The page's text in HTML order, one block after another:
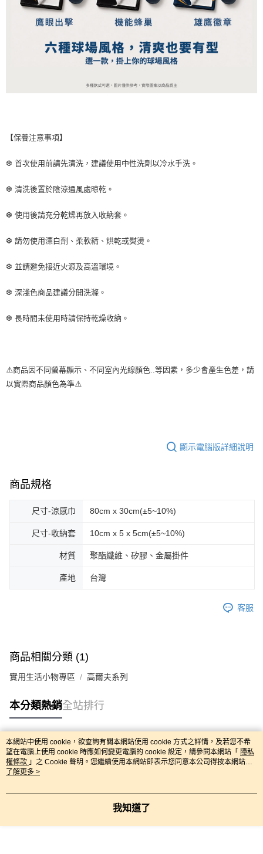
【保養注意事項】
❆ 首次使用前請先清洗，建議使用中性洗劑以冷水手洗。
❆ 清洗後置於陰涼通風處晾乾。
❆ 使用後請充分乾燥再放入收納套。
❆ 請勿使用漂白劑、柔軟精、烘乾或熨燙。
❆ 並請避免接近火源及高溫環境。
❆ 深淺色商品建議分開洗滌。
❆ 長時間未使用時請保持乾燥收納。
⚠️商品因不同螢幕顯示、不同室內光線顏色..等因素，多少會產生色差，請
以實際商品顏色為準⚠️
顯示電腦版詳細說明
商品規格
尺寸-涼感巾 80cm x 30cm(±5~10%)
尺寸-收納套 10cm x 5 x 5cm(±5~10%)
材質 聚酯纖維、矽膠、金屬掛件
產地 台灣
客服
商品相關分類 (1)
實用生活小物專區 高爾夫系列
本分類熱銷全站排行
熱門標籤
本網站中使用 cookie，欲查詢有關本網站使用 cookie 方式之詳情，及若您不希
望在電腦上使用 cookie 時應如何變更電腦的 cookie 設定，請參閱本網站「 隱私
權條款 」之 Cookie 聲明。您繼續使用本網站即表示您同意本公司得按本網站使
用條款之 Cookie 聲明使用 cookie。
了解更多 >
我知道了